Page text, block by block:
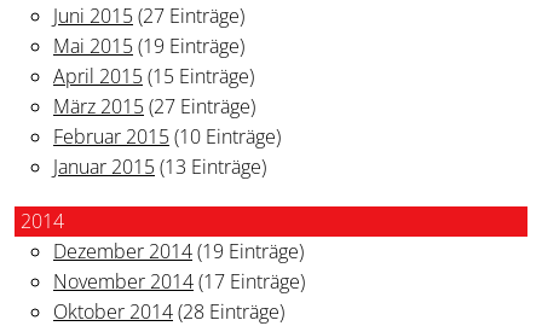
Juni 2015(27 Einträge)
Mai 2015(19 Einträge)
April 2015(15 Einträge)
März 2015(27 Einträge)
Februar 2015(10 Einträge)
Januar 2015(13 Einträge)
2014
Dezember 2014(19 Einträge)
November 2014(17 Einträge)
Oktober 2014(28 Einträge)